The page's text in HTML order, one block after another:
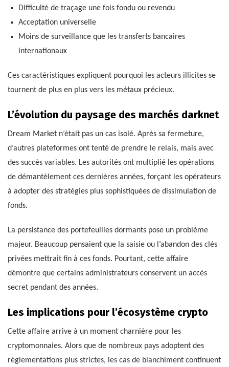
Difficulté de traçage une fois fondu ou revendu
Acceptation universelle
Moins de surveillance que les transferts bancaires
internationaux
Ces caractéristiques expliquent pourquoi les acteurs illicites se
tournent de plus en plus vers les métaux précieux.
L’évolution du paysage des marchés darknet
Dream Market n’était pas un cas isolé. Après sa fermeture,
d’autres plateformes ont tenté de prendre le relais, mais avec
des succès variables. Les autorités ont multiplié les opérations
de démantèlement ces dernières années, forçant les opérateurs
à adopter des stratégies plus sophistiquées de dissimulation de
fonds.
La persistance des portefeuilles dormants pose un problème
majeur. Beaucoup pensaient que la saisie ou l’abandon des clés
privées mettrait fin à ces fonds. Pourtant, cette affaire
démontre que certains administrateurs conservent un accès
secret pendant des années.
Les implications pour l’écosystème crypto
Cette affaire arrive à un moment charnière pour les
cryptomonnaies. Alors que de nombreux pays adoptent des
réglementations plus strictes, les cas de blanchiment continuent